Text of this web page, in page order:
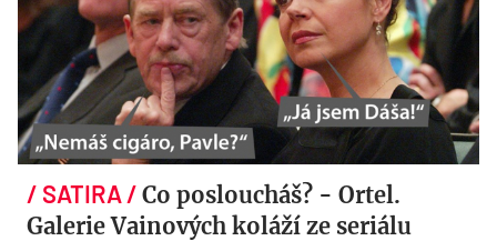
Co posloucháš? - Ortel.
Galerie Vainových koláží ze seriálu